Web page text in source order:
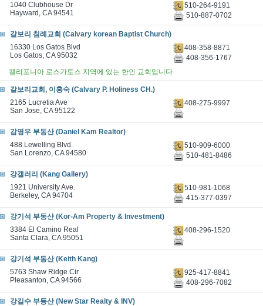
1040 Clubhouse Dr
Hayward, CA 94541
510-264-9191
510-887-0702
갈보리 침례교회 (Calvary korean Baptist Church)
16330 Los Gatos Blvd
Los Gatos, CA 95032
408-358-8871
408-356-1767
캘리포니아 로스가토스 지역에 있는 한인 교회입니다
갈보리교회, 이홍숙 (Calvary P. Holiness CH.)
2165 Lucretia Ave
San Jose, CA 95122
408-275-9997
감영우 부동산 (Daniel Kam Realtor)
488 Lewelling Blvd.
San Lorenzo, CA 94580
510-909-6000
510-481-8486
강갤러리 (Kang Gallery)
1921 University Ave.
Berkeley, CA 94704
510-981-1068
415-377-0397
강기석 부동산 (Kor-Am Property & Investment)
3384 El Camino Real
Santa Clara, CA 95051
408-296-1520
강기석 부동산 (Keith Kang)
5763 Shaw Ridge Cir
Pleasanton, CA 94566
925-417-8841
408-296-7082
강길수 부동산 (New Star Realty & INV)